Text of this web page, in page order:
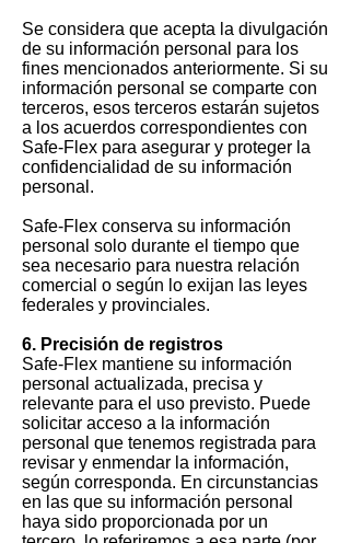
Se considera que acepta la divulgación
de su información personal para los
fines mencionados anteriormente. Si su
información personal se comparte con
terceros, esos terceros estarán sujetos
a los acuerdos correspondientes con
Safe-Flex para asegurar y proteger la
confidencialidad de su información
personal.
Safe-Flex conserva su información
personal solo durante el tiempo que
sea necesario para nuestra relación
comercial o según lo exijan las leyes
federales y provinciales.
6. Precisión de registros
Safe-Flex mantiene su información
personal actualizada, precisa y
relevante para el uso previsto. Puede
solicitar acceso a la información
personal que tenemos registrada para
revisar y enmendar la información,
según corresponda. En circunstancias
en las que su información personal
haya sido proporcionada por un